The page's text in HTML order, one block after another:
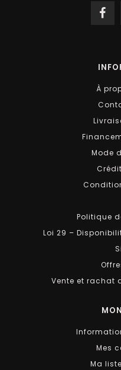
À
Mode
Politique
Loi 29 –
Vente et rachat
Mes
Ma